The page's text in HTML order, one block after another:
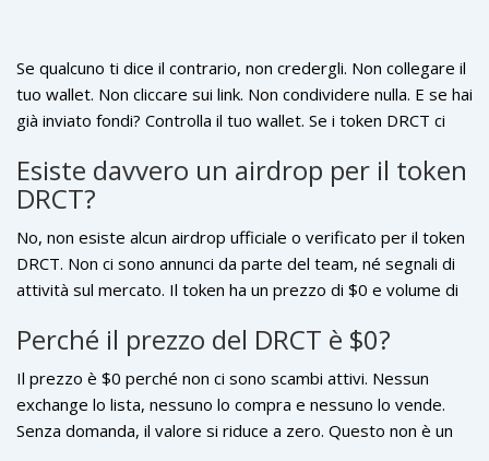
Se qualcuno ti dice il contrario, non credergli. Non collegare il
tuo wallet. Non cliccare sui link. Non condividere nulla. E se hai
già inviato fondi? Controlla il tuo wallet. Se i token DRCT ci
- perché non li avevi mai avuti.
Esiste davvero un airdrop per il token
DRCT?
No, non esiste alcun airdrop ufficiale o verificato per il token
DRCT. Non ci sono annunci da parte del team, né segnali di
attività sul mercato. Il token ha un prezzo di $0 e volume di
abbandonato.
Perché il prezzo del DRCT è $0?
Il prezzo è $0 perché non ci sono scambi attivi. Nessun
exchange lo lista, nessuno lo compra e nessuno lo vende.
Senza domanda, il valore si riduce a zero. Questo non è un